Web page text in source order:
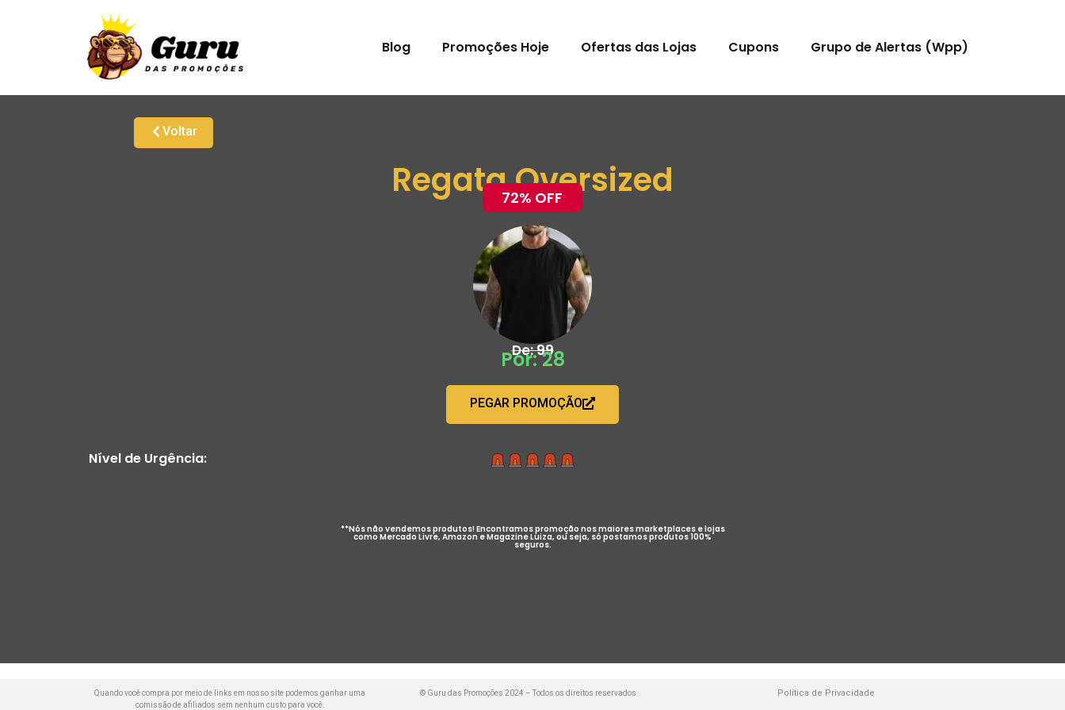
Blog Promoções Hoje Ofertas das Lojas Cupons Grupo de Alertas (Wpp)
Voltar
Regata Oversized
72% OFF
De: 99
Por: 28
PEGAR PROMOÇÃO
Nível de Urgência:
**Nós não vendemos produtos! Encontramos promoção nos maiores marketplaces e lojas
como Mercado Livre, Amazon e Magazine Luiza, ou seja, só postamos produtos 100%
seguros.
Quando você compra por meio de links em nosso site podemos ganhar uma
comissão de afiliados sem nenhum custo para você.
© Guru das Promoções 2024 – Todos os direitos reservados Política de Privacidade